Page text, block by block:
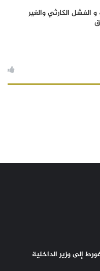
الفشل الكارثي والغير
إلى وزير الداخلية